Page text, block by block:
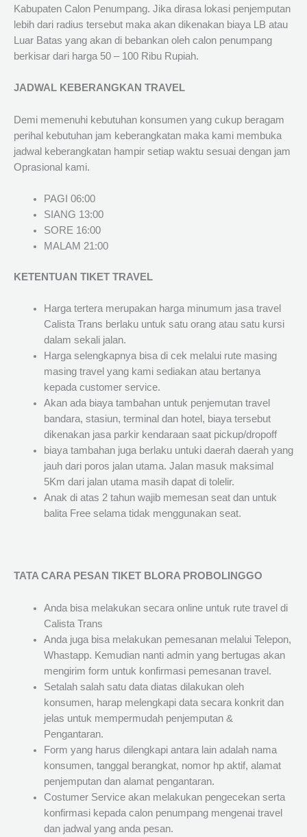
Kabupaten Calon Penumpang. Jika dirasa lokasi penjemputan
lebih dari radius tersebut maka akan dikenakan biaya LB atau
Luar Batas yang akan di bebankan oleh calon penumpang
berkisar dari harga 50 – 100 Ribu Rupiah.
JADWAL KEBERANGKAN TRAVEL
Demi memenuhi kebutuhan konsumen yang cukup beragam
perihal kebutuhan jam keberangkatan maka kami membuka
jadwal keberangkatan hampir setiap waktu sesuai dengan jam
Oprasional kami.
PAGI 06:00
SIANG 13:00
SORE 16:00
MALAM 21:00
KETENTUAN TIKET TRAVEL
Harga tertera merupakan harga minumum jasa travel
Calista Trans berlaku untuk satu orang atau satu kursi
dalam sekali jalan.
Harga selengkapnya bisa di cek melalui rute masing
masing travel yang kami sediakan atau bertanya
kepada customer service.
Akan ada biaya tambahan untuk penjemutan travel
bandara, stasiun, terminal dan hotel, biaya tersebut
dikenakan jasa parkir kendaraan saat pickup/dropoff
biaya tambahan juga berlaku untuki daerah daerah yang
jauh dari poros jalan utama. Jalan masuk maksimal
5Km dari jalan utama masih dapat di tolelir.
Anak di atas 2 tahun wajib memesan seat dan untuk
balita Free selama tidak menggunakan seat.
TATA CARA PESAN TIKET BLORA PROBOLINGGO
Anda bisa melakukan secara online untuk rute travel di
Calista Trans
Anda juga bisa melakukan pemesanan melalui Telepon,
Whastapp. Kemudian nanti admin yang bertugas akan
mengirim form untuk konfirmasi pemesanan travel.
Setalah salah satu data diatas dilakukan oleh
konsumen, harap melengkapi data secara konkrit dan
jelas untuk mempermudah penjemputan &
Pengantaran.
Form yang harus dilengkapi antara lain adalah nama
konsumen, tanggal berangkat, nomor hp aktif, alamat
penjemputan dan alamat pengantaran.
Costumer Service akan melakukan pengecekan serta
konfirmasi kepada calon penumpang mengenai travel
dan jadwal yang anda pesan.